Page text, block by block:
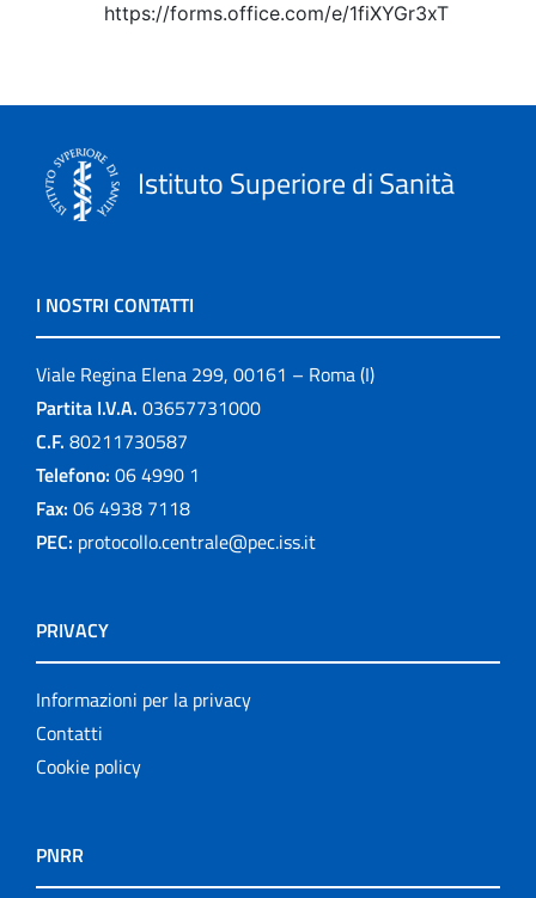
https://forms.office.com/e/1fiXYGr3xT
Istituto Superiore di Sanità
I NOSTRI CONTATTI
Viale Regina Elena 299, 00161 – Roma (I)
Partita I.V.A. 03657731000
C.F. 80211730587
Telefono: 06 4990 1
Fax: 06 4938 7118
PEC: protocollo.centrale@pec.iss.it
PRIVACY
Informazioni per la privacy
Contatti
Cookie policy
PNRR